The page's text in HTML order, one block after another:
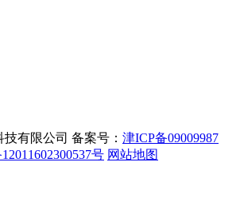
有限公司 备案号： 津ICP备09009987
号 网站地图